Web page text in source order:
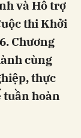
và Hỗ trợ
thi Khởi
Chương
cùng
thực
tuần hoàn